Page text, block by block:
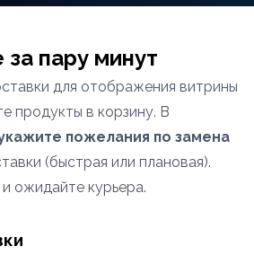
пару минут
для отображения витрины
продукты в корзину. В
пожелания по замена
(быстрая или плановая).
ожидайте курьера.